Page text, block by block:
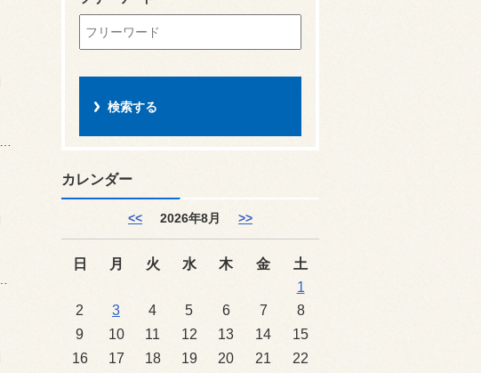
カレンダー
<< 2026年8月 >>
日 月 火 水 木 金
土
1
2
3 4 5 6 7
8
9
10 11 12 13 14
15
16
17 18 19 20 21
22